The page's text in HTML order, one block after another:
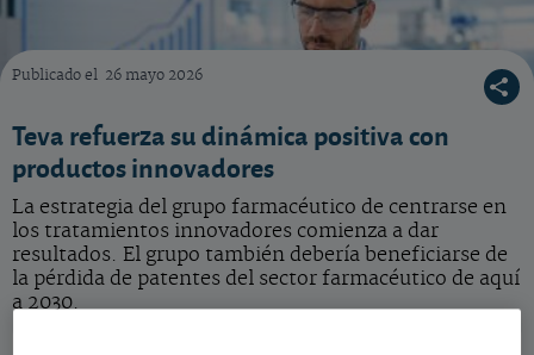
Imagen creada con IA. ¿Qué hacer con la acción de Teva tras la subida de los últimos
Publicado el 26 mayo 2026
Teva refuerza su dinámica positiva con
productos innovadores
La estrategia del grupo farmacéutico de centrarse en
los tratamientos innovadores comienza a dar
resultados. El grupo también debería beneficiarse de
la pérdida de patentes del sector farmacéutico de aquí
a 2030.